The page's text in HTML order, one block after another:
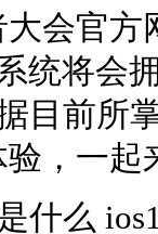
官方
统将会
目前所
，一起